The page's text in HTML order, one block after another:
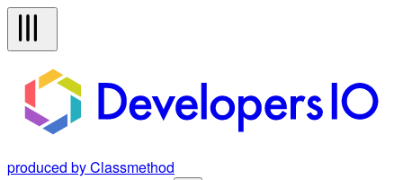
produced by Classmethod